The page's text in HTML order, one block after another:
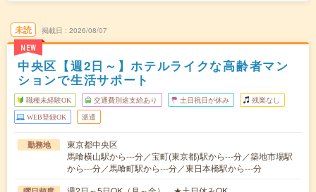
未読
NEW
掲載日 2026/08/07
中央区【週2日～】ホテルライクな高齢者マン
ションで生活サポート
職種未経験OK 交通費別途支給あり 土日祝日が休み 残業なし
WEB登録OK 派遣
勤務地
東京都中央区
馬喰横山駅から---分／宝町(東京都)駅から---分／築地市場駅
から---分／馬喰町駅から---分／東日本橋駅から---分